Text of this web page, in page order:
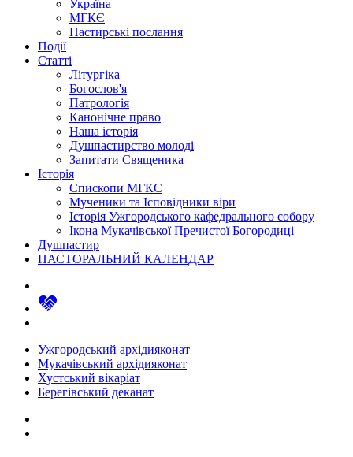
Україна
МГКЄ
Пастирські послання
Події
Статті
Літургіка
Богослов'я
Патрологія
Канонічне право
Наша історія
Душпастирство молоді
Запитати Священика
Історія
Єпископи МГКЄ
Мученики та Ісповідники віри
Історія Ужгородського кафедрального собору
Ікона Мукачівської Пречистої Богородиці
Душпастир
ПАСТОРАЛЬНИЙ КАЛЕНДАР
Ужгородський архідияконат
Мукачівський архідияконат
Хустський вікаріат
Берегівський деканат